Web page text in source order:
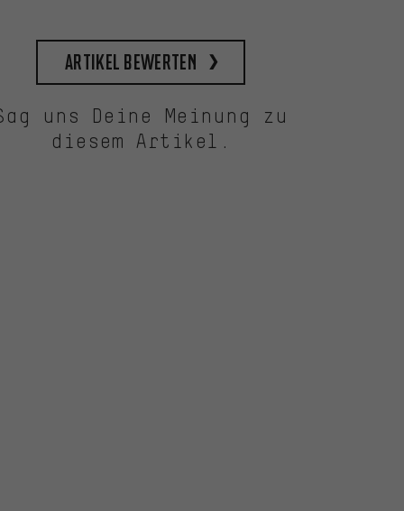
Artikel bewerten
uns Deine Meinung zu
diesem Artikel.